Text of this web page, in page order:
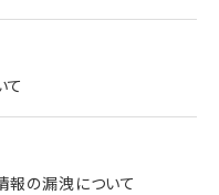
て
報の漏洩について